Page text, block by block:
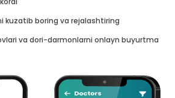
kuzatib boring va rejalashtiring
va dori-darmonlarni onlayn buyurtma